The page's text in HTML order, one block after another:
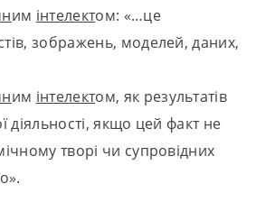
им інтелектом: «…це
зображень, моделей, даних,
им інтелектом, як результатів
діяльності, якщо цей факт не
творі чи супровідних